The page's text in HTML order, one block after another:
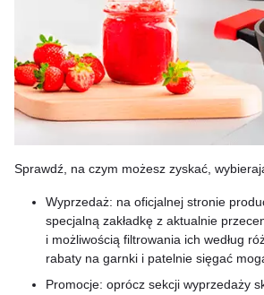
Sprawdź, na czym możesz zyskać,
Wyprzedaż: na oficjalnej stronie
specjalną zakładkę z aktualnie
i możliwością filtrowania ich według
rabaty na garnki i patelnie sięgać
Promocje: oprócz sekcji wyprzedaży